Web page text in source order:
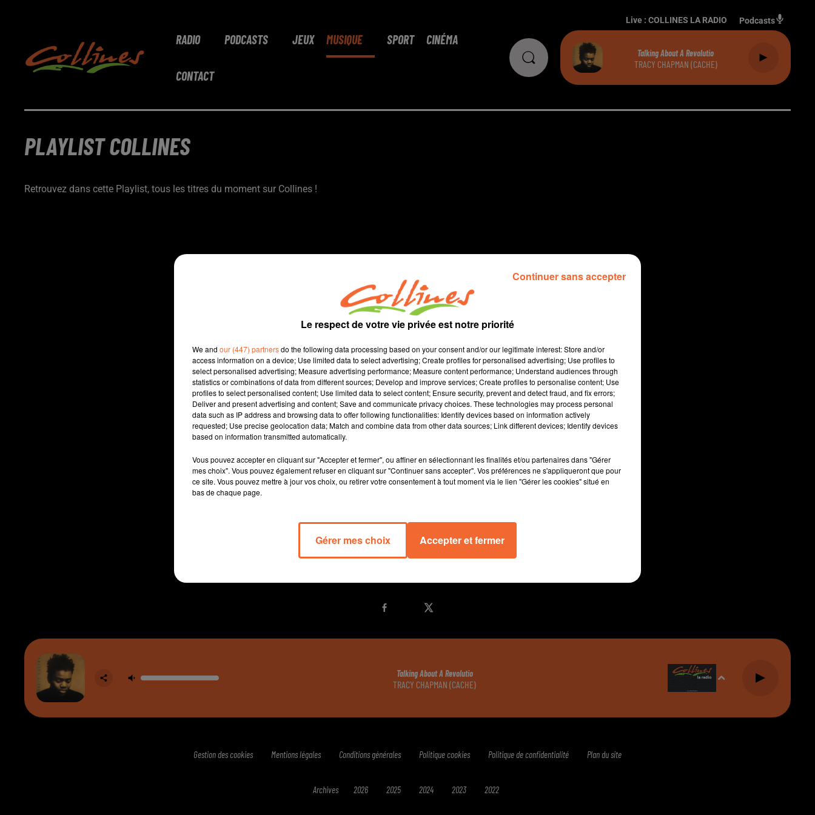
RADIO PODCASTS JEUX MUSIQUE SPORT CINÉMA
CONTACT
Live : COLLINES LA RADIO Podcasts
Talking About A Revolutio
TRACY CHAPMAN (CACHE)
PLAYLIST COLLINES
Retrouvez dans cette Playlist, tous les titres du moment sur Collines !
Talking About A Revolutio
TRACY CHAPMAN (CACHE)
Gestion des cookies Mentions légales Conditions générales Politique cookies Politique de confidentialité Plan du site
Archives 2026 2025 2024 2023 2022
Le respect de votre vie privée est notre priorité
We and our (447) partnersdo the following data processing based on your consent and/or our legitimate interest: Store and/or
access information on a device; Use limited data to select advertising; Create profiles for personalised advertising; Use profiles to
select personalised advertising; Measure advertising performance; Measure content performance; Understand audiences through
statistics or combinations of data from different sources; Develop and improve services; Create profiles to personalise content; Use
profiles to select personalised content; Use limited data to select content; Ensure security, prevent and detect fraud, and fix errors;
Deliver and present advertising and content; Save and communicate privacy choices. These technologies may process personal
data such as IP address and browsing data to offer following functionalities: Identify devices based on information actively
requested; Use precise geolocation data; Match and combine data from other data sources; Link different devices; Identify devices
based on information transmitted automatically.
Vous pouvez accepter en cliquant sur "Accepter et fermer", ou affiner en sélectionnant les finalités et/ou partenaires dans "Gérer
mes choix". Vous pouvez également refuser en cliquant sur "Continuer sans accepter". Vos préférences ne s'appliqueront que pour
ce site. Vous pouvez mettre à jour vos choix, ou retirer votre consentement à tout moment via le lien "Gérer les cookies" situé en
bas de chaque page.
Gérer mes choix Accepter et fermer
Continuer sans accepter